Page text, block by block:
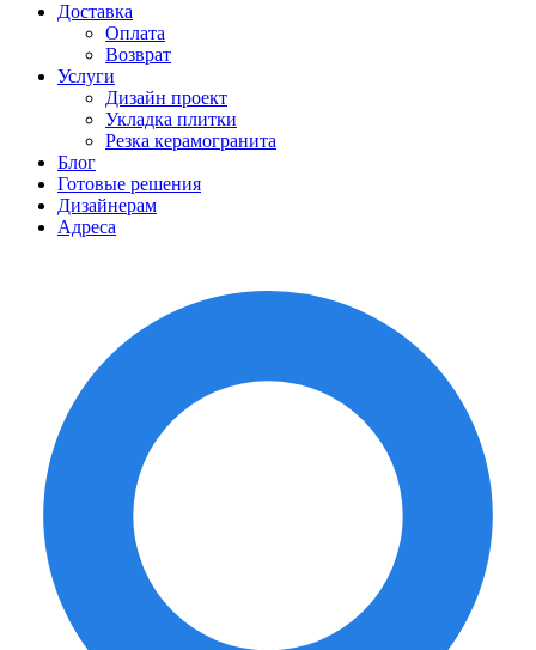
Доставка
Оплата
Возврат
Услуги
Дизайн проект
Укладка плитки
Резка керамогранита
Блог
Готовые решения
Дизайнерам
Адреса